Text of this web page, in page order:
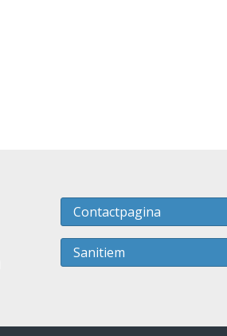
Contactpagina
Sanitiem